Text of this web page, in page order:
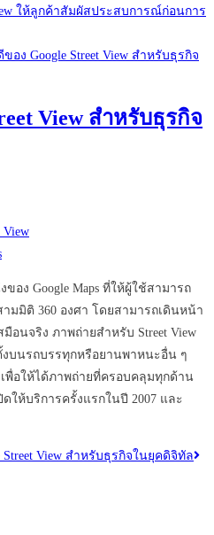
ให้ลูกค้าสัมผัสประสบการณ์ก่อนการ
View สำหรับธุรกิจ
View
ของ Google Maps ที่ให้ผู้ใช้สามารถ
มมิติ 360 องศา โดยสามารถเดินหน้า
อนจริง ภาพถ่ายสำหรับ Street View
บนรถบรรทุกหรือยานพาหนะอื่น ๆ
พื่อให้ได้ภาพถ่ายที่ครอบคลุมทุกด้าน
ดให้บริการครั้งแรกในปี 2007 และ
Street View สำหรับธุรกิจในยุคดิจิทัล